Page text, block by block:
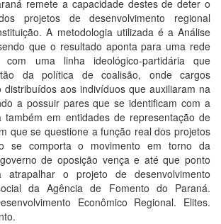
remete a capacidade destes de deter o
projetos de desenvolvimento regional
A metodologia utilizada é a Análise
que o resultado aponta para uma rede
uma linha ideológico-partidária que
da política de coalisão, onde cargos
distribuídos aos indivíduos que auxiliaram na
a possuir pares que se identificam com a
também em entidades de representação de
que se questione a função real dos projetos
se comporta o movimento em torno da
de oposição vença e até que ponto
atrapalhar o projeto de desenvolvimento
da Agência de Fomento do Paraná.
Econômico Regional. Elites.